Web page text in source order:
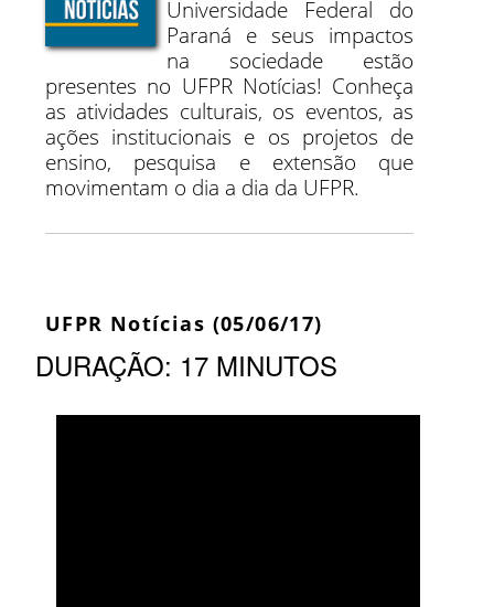
Universidade Federal do
Paraná e seus impactos
na sociedade estão
presentes no UFPR Notícias! Conheça
as atividades culturais, os eventos, as
ações institucionais e os projetos de
ensino, pesquisa e extensão que
movimentam o dia a dia da UFPR.
UFPR Notícias (05/06/17)
DURAÇÃO: 17 MINUTOS